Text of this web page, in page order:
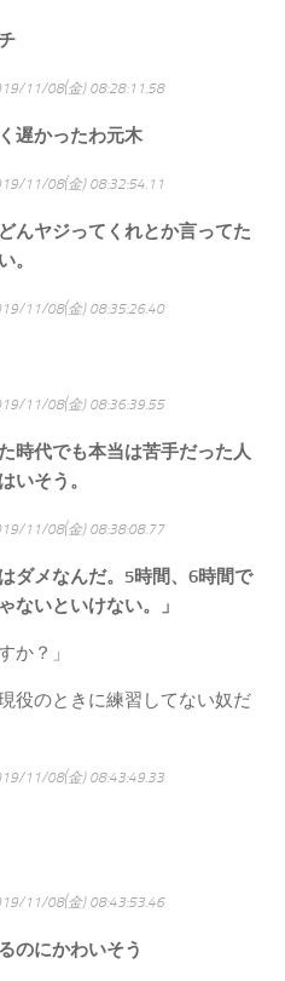
11/08(金) 08:28:11.58
遅かったわ元木
11/08(金) 08:32:54.11
んヤジってくれとか言ってた
。
11/08(金) 08:35:26.40
11/08(金) 08:36:39.55
時代でも本当は苦手だった人
いそう。
11/08(金) 08:38:08.77
ダメなんだ。5時間、6時間で
ないといけない。」
か？」
役のときに練習してない奴だ
11/08(金) 08:43:49.33
11/08(金) 08:43:53.46
のにかわいそう